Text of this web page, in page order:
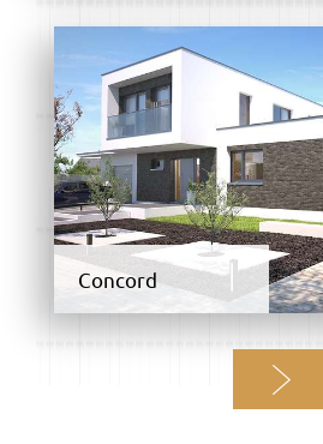
Concord
« Starsze
wpisy